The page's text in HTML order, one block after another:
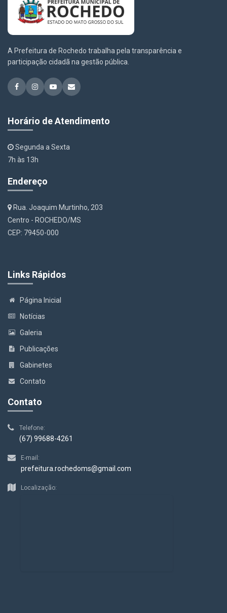
A Prefeitura de Rochedo trabalha pela transparência e
participação cidadã na gestão pública.
Horário de Atendimento
Segunda a Sexta
7h às 13h
Endereço
Rua. Joaquim Murtinho, 203
Centro - ROCHEDO/MS
CEP: 79450-000
Links Rápidos
Página Inicial
Notícias
Galeria
Publicações
Gabinetes
Contato
Contato
Telefone:
(67) 99688-4261
E-mail:
prefeitura.rochedoms@gmail.com
Localização: